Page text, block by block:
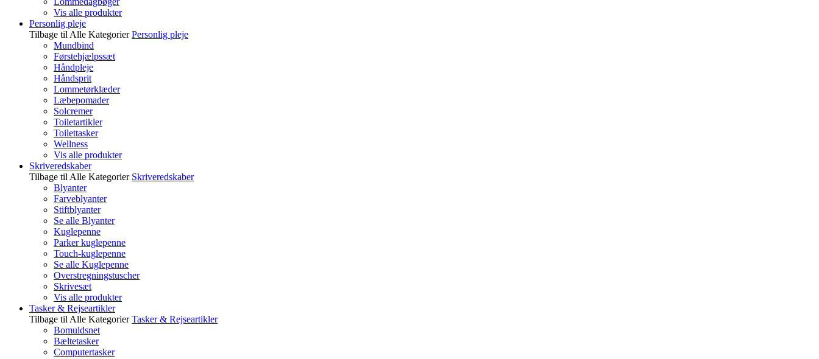
Vis alle produkter
Personlig pleje
Tilbage til Alle Kategorier Personlig pleje
Mundbind
Førstehjælpssæt
Håndpleje
Håndsprit
Lommetørklæder
Læbepomader
Solcremer
Toiletartikler
Toilettasker
Wellness
Vis alle produkter
Skriveredskaber
Tilbage til Alle Kategorier Skriveredskaber
Blyanter
Farveblyanter
Stiftblyanter
Se alle Blyanter
Kuglepenne
Parker kuglepenne
Touch-kuglepenne
Se alle Kuglepenne
Overstregningstuscher
Skrivesæt
Vis alle produkter
Tasker & Rejseartikler
Tilbage til Alle Kategorier Tasker & Rejseartikler
Bomuldsnet
Bæltetasker
Computertasker